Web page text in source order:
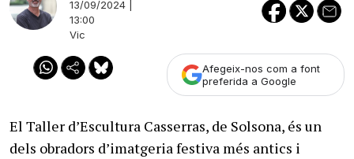
13/09/2024 |
13:00
Vic
Afegeix-nos com a font
preferida a Google
El Taller d’Escultura Casserras, de Solsona, és un
dels obradors d’imatgeria festiva més antics i